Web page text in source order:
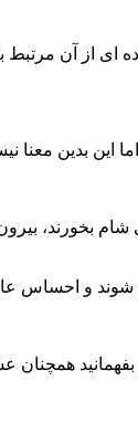
ای از آن
این بدین معنا
بیرون
و احساس